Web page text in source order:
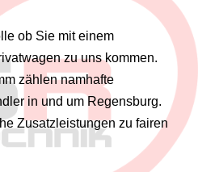
ob Sie mit einem
zu uns kommen.
zählen namhafte
in und um Regensburg.
Zusatzleistungen zu fairen